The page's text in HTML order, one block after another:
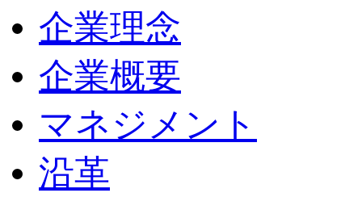
企業理念
企業概要
マネジメント
沿革